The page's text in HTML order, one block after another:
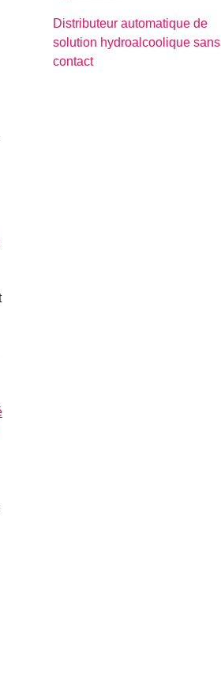
Distributeur automatique de
solution hydroalcoolique sans
contact